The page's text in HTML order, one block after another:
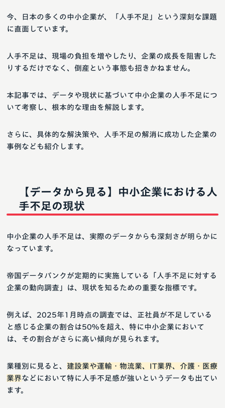
今、日本の多くの中小企業が、「人手不足」という深刻な課題
に直面しています。
人手不足は、現場の負担を増やしたり、企業の成長を阻害した
りするだけでなく、倒産という事態も招きかねません。
本記事では、データや現状に基づいて中小企業の人手不足につ
いて考察し、根本的な理由を解説します。
さらに、具体的な解決策や、人手不足の解消に成功した企業の
事例なども紹介します。
【データから見る】中小企業における人
手不足の現状
中小企業の人手不足は、実際のデータからも深刻さが明らかに
なっています。
帝国データバンクが定期的に実施している「人手不足に対する
企業の動向調査」は、現状を知るための重要な指標です。
例えば、2025年1月時点の調査では、正社員が不足している
と感じる企業の割合は50%を超え、特に中小企業において
は、その割合がさらに高い傾向が見られます。
業種別に見ると、 建設業や運輸・物流業、IT業界、介護・医療
業界などにおいて特に人手不足感が強いというデータも出てい
ます。